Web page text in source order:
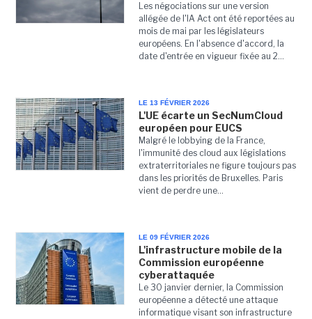
Les négociations sur une version
allégée de l'IA Act ont été reportées au
mois de mai par les législateurs
européens. En l'absence d'accord, la
date d'entrée en vigueur fixée au 2...
LE 13 FÉVRIER 2026
L'UE écarte un SecNumCloud
européen pour EUCS
Malgré le lobbying de la France,
l'immunité des cloud aux législations
extraterritoriales ne figure toujours pas
dans les priorités de Bruxelles. Paris
vient de perdre une...
LE 09 FÉVRIER 2026
L'infrastructure mobile de la
Commission européenne
cyberattaquée
Le 30 janvier dernier, la Commission
européenne a détecté une attaque
informatique visant son infrastructure